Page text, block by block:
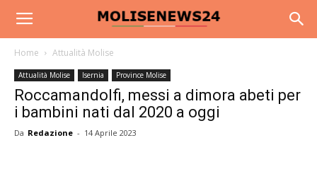
Home Attualità Molise
Attualità Molise Isernia Province Molise
Roccamandolfi, messi a dimora abeti per
i bambini nati dal 2020 a oggi
Da Redazione - 14 Aprile 2023